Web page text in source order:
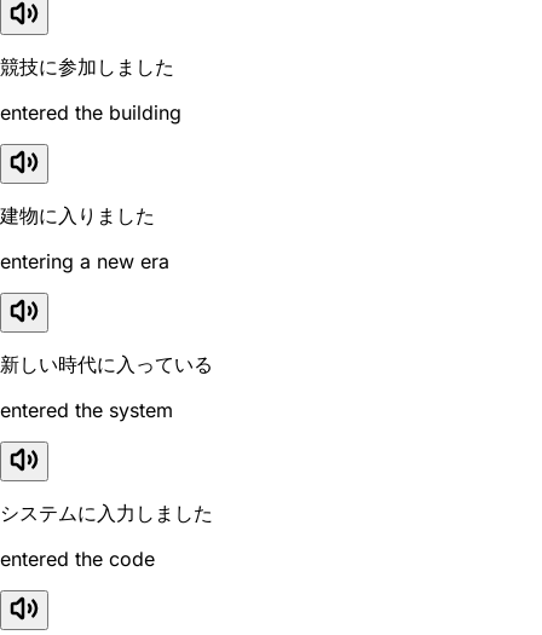
競技に参加しました
entered the building
建物に入りました
entering a new era
新しい時代に入っている
entered the system
システムに入力しました
entered the code